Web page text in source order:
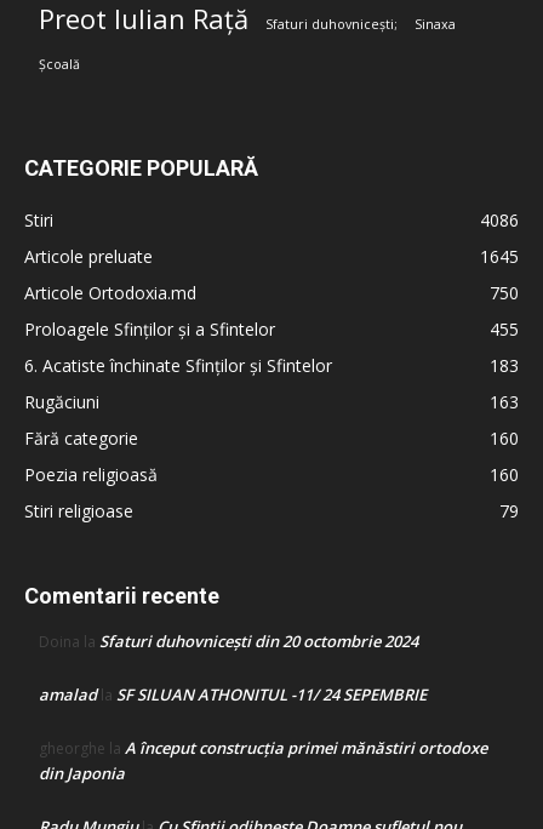
Preot Iulian Rață Sfaturi duhovnicești; Sinaxa
Școală
CATEGORIE POPULARĂ
Stiri
4086
Articole preluate
1645
Articole Ortodoxia.md
750
Proloagele Sfinților și a Sfintelor
455
6. Acatiste închinate Sfinților și Sfintelor
183
Rugăciuni
163
Fără categorie
160
Poezia religioasă
160
Stiri religioase
79
Comentarii recente
Doina la Sfaturi duhovnicești din 20 octombrie 2024
amaladla SF SILUAN ATHONITUL -11/ 24 SEPEMBRIE
gheorghe la A început construcţia primei mănăstiri ortodoxe
din Japonia